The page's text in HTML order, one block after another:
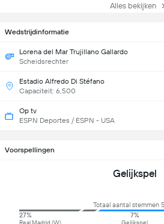
Alles bekijken
Wedstrijdinformatie
Lorena del Mar Trujillano Gallardo
Scheidsrechter
Estadio Alfredo Di Stéfano
Capaciteit: 6,500
Op tv
ESPN Deportes / ESPN - USA
Voorspellingen
Gelijkspel
Totaal aantal stemmen
27%
Real Madrid (W)
7%
Gelijkspel